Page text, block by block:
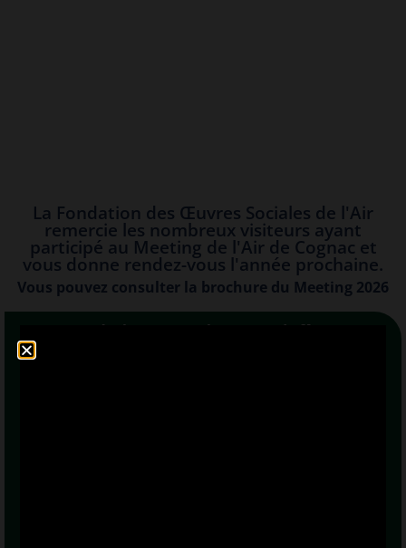
La Fondation des Œuvres Sociales de l'Air
remercie les nombreux visiteurs ayant
participé au Meeting de l'Air de Cognac et
vous donne rendez-vous l'année prochaine.
Vous pouvez consulter la brochure du Meeting 2026
Cette année, la FOSA est heureuse de fêter ses 90